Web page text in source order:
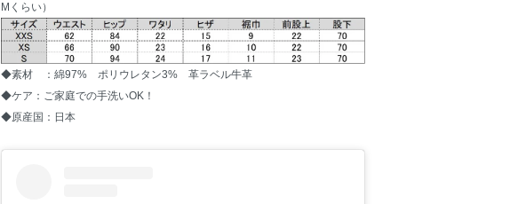
Mくらい）
◆素材 ：綿97% ポリウレタン3% 革ラベル牛革
◆ケア：ご家庭での手洗いOK！
◆原産国：日本